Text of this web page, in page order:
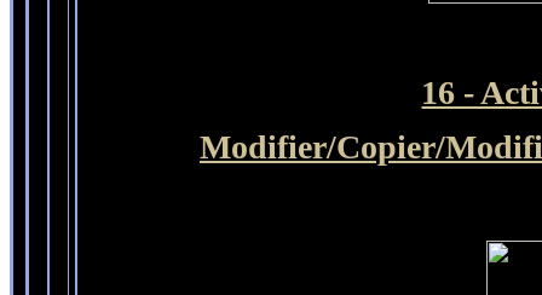
16 -
Modifier/Copier/